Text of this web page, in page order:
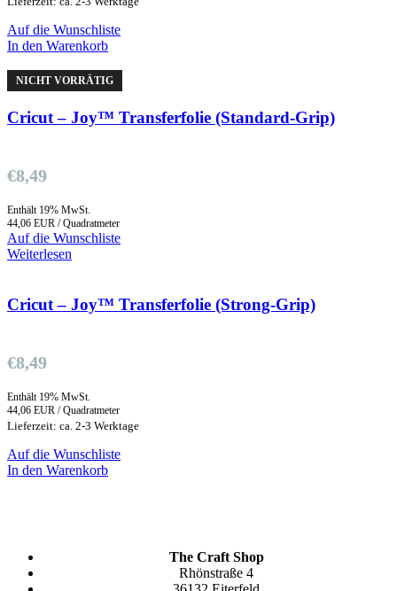
Auf die Wunschliste
In den Warenkorb
NICHT VORRÄTIG
Cricut – Joy™ Transferfolie (Standard-Grip)
€8,49
Enthält 19% MwSt.
44,06 EUR / Quadratmeter
Auf die Wunschliste
Weiterlesen
Cricut – Joy™ Transferfolie (Strong-Grip)
€8,49
Enthält 19% MwSt.
44,06 EUR / Quadratmeter
Lieferzeit: ca. 2-3 Werktage
Auf die Wunschliste
In den Warenkorb
The Craft Shop
Rhönstraße 4